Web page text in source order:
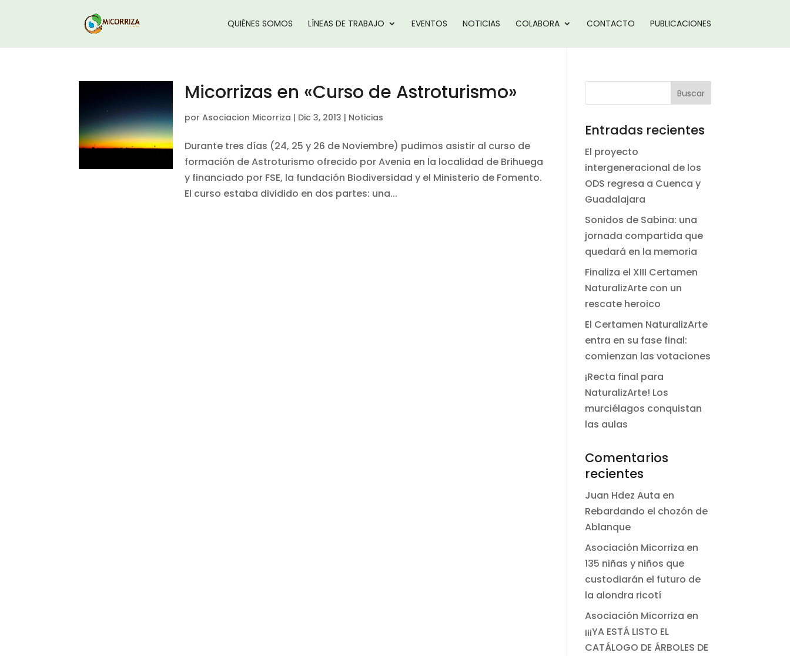
QUIÉNES SOMOS LÍNEAS DE TRABAJO EVENTOS NOTICIAS COLABORA CONTACTO PUBLICACIONES
Micorrizas en «Curso de Astroturismo»
porAsociacion Micorriza | Dic 3, 2013 | Noticias
Durante tres días (24, 25 y 26 de Noviembre) pudimos asistir al curso de
formación de Astroturismo ofrecido por Avenia en la localidad de Brihuega
y financiado por FSE, la fundación Biodiversidad y el Ministerio de Fomento.
El curso estaba dividido en dos partes: una...
Entradas recientes
El proyecto
intergeneracional de los
ODS regresa a Cuenca y
Guadalajara
Sonidos de Sabina: una
jornada compartida que
quedará en la memoria
Finaliza el XIII Certamen
NaturalizArte con un
rescate heroico
El Certamen NaturalizArte
entra en su fase final:
comienzan las votaciones
¡Recta final para
NaturalizArte! Los
murciélagos conquistan
las aulas
Comentarios
recientes
Juan Hdez Auta en
Rebardando el chozón de
Ablanque
Asociación Micorriza en
135 niñas y niños que
custodiarán el futuro de
la alondra ricotí
Asociación Micorriza en
¡¡¡YA ESTÁ LISTO EL
CATÁLOGO DE ÁRBOLES DE